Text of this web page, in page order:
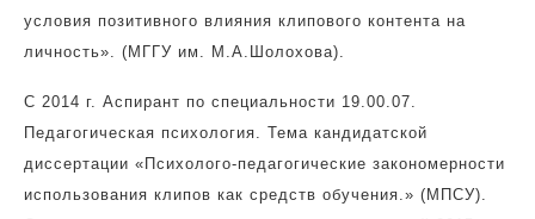
условия позитивного влияния клипового контента на
личность». (МГГУ им. М.А.Шолохова).
С 2014 г. Аспирант по специальности 19.00.07.
Педагогическая психология. Тема кандидатской
диссертации «Психолого-педагогические закономерности
использования клипов как средств обучения.» (МПСУ).